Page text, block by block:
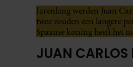
Jarenlang werden Juan
twee zouden een langere
Spaanse koning heeft het
JUAN CARLOS